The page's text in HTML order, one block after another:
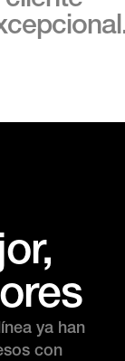
ya han
con